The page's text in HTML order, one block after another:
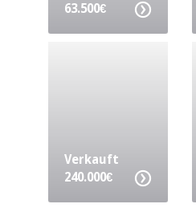
63.500€
Verkauft
240.000€